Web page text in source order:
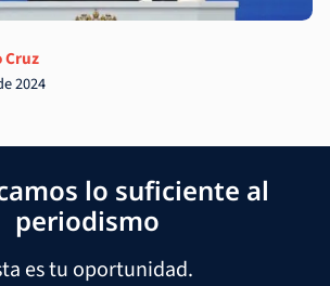
Cruz
2024
lo suficiente al
periodismo
es tu oportunidad.